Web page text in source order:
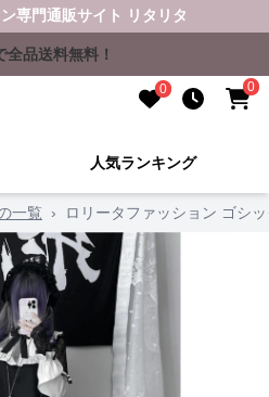
専門通販サイト リタリタ
全品送料無料！
0 0
人気ランキング
一覧 › ロリータファッション ゴシ